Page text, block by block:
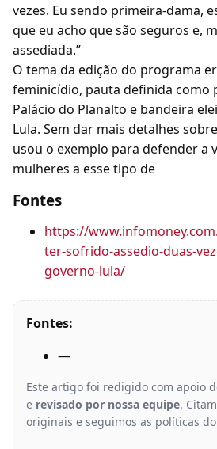
vezes. Eu sendo primeira-dama,
que eu acho que são seguros e,
assediada.”
O tema da edição do programa
feminicídio, pauta definida como
Palácio do Planalto e bandeira
Lula. Sem dar mais detalhes
usou o exemplo para defender a
mulheres a esse tipo de
Fontes
https://
ter-sofrido-assedio-duas-
governo-lula/
Fontes:
—
Este artigo foi redigido com apoio
e revisado por nossa equipe.
originais e seguimos as políticas